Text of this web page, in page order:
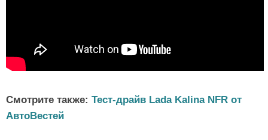
Смотрите также: Тест-драйв Lada Kalina NFR от
АвтоВестей